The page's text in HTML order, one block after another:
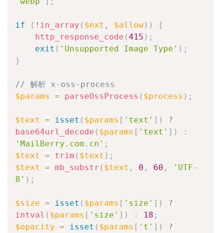
if ( ! in_array ( $ext , $allow) )
{
http_response_code (415 ) ;
exit ( 'Unsupported Image Type' ) ;
}
// 解析 x-oss-process
$params
= parseOssProcess ( $process ) ;
$text = isset ( $params [ 'text' ] )
?
base64url_decode ( $params [ 'text' ] )
:
'MailBerry.com.cn' ;
$text
= trim ( $text ) ;
$text
= mb_substr ( $text , 0 , 60 ,
'UTF-
8' ) ;
$size = isset ( $params [ 'size' ] )
?
intval ( $params [ 'size' ] ) : 18 ;
$opacity = isset ( $params [ 't' ] )
?